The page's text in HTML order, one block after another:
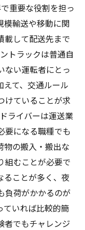
重要な役割を担っ
模輸送や移動に関
載して配送先まで
トラックは普通自
ない運転者にとっ
て、交通ルール
けていることが求
ライバーは運送業
要になる職種でも
物の搬入・搬出な
組むことが必要で
ることが多く、夜
負荷がかかるのが
ていれば比較的簡
者でもチャレンジ